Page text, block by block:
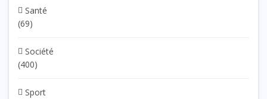
Santé
(69)
Société
(400)
Sport